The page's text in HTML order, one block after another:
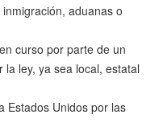
aduanas o
curso por parte de un
ley, ya sea local, estatal
Estados Unidos por las